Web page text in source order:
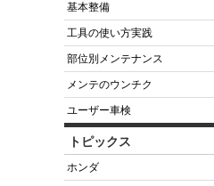
基本整備
工具の使い方実践
部位別メンテナンス
メンテのウンチク
ユーザー車検
トピックス
ホンダ